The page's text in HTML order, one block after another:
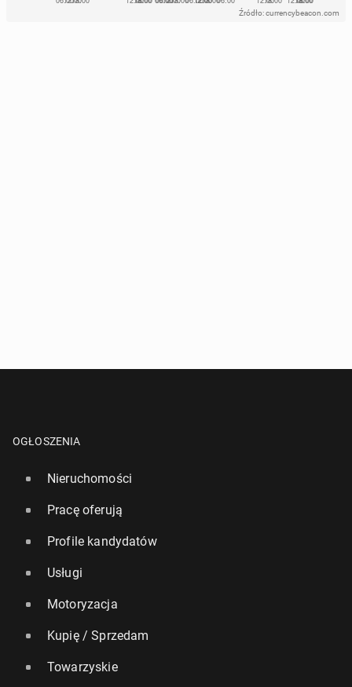
Źródło: currencybeacon.com
OGŁOSZENIA
Nieruchomości
Pracę oferują
Profile kandydatów
Usługi
Motoryzacja
Kupię / Sprzedam
Towarzyskie